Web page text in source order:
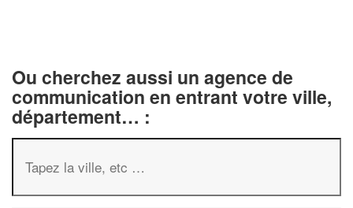
Ou cherchez aussi un agence de
communication en entrant votre ville,
département… :